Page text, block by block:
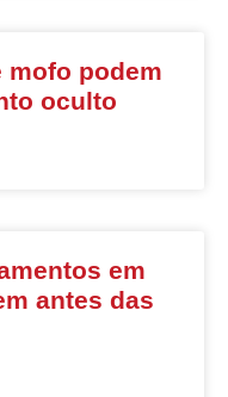
mofo podem
oculto
em
antes das